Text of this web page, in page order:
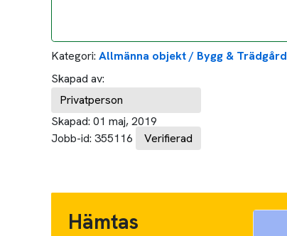
Kategori: Allmänna objekt / Bygg & Trädgård
Skapad av:
Privatperson
Skapad: 01 maj, 2019
Jobb-id: 355116 Verifierad
Hämtas